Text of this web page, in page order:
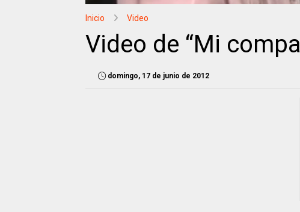
Inicio Video
Video de “Mi
domingo, 17 de junio de 2012